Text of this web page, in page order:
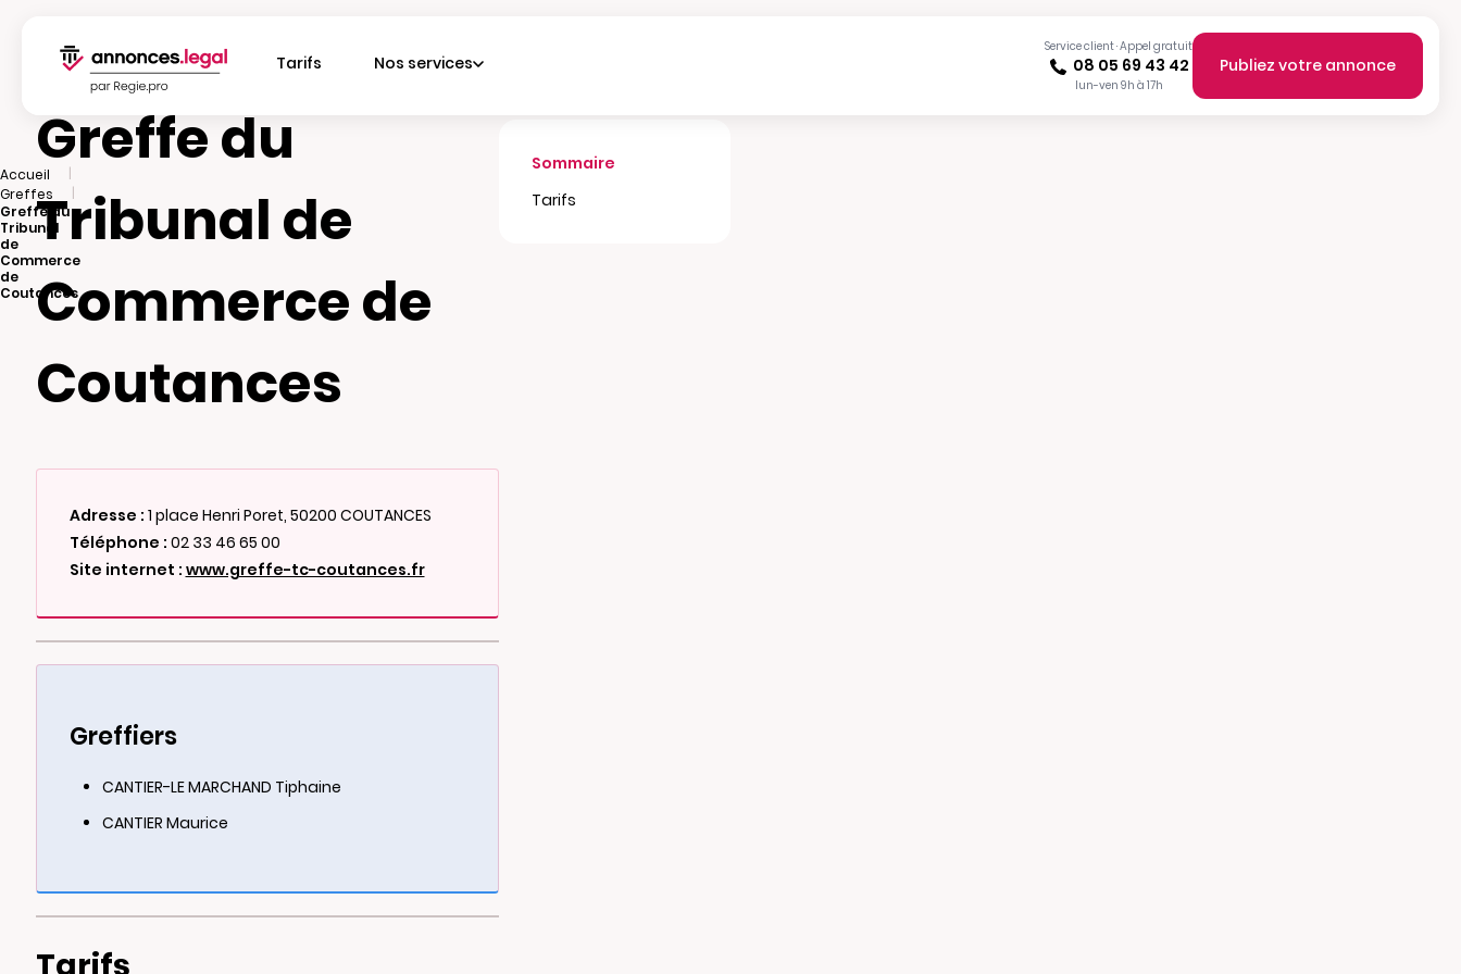
Tarifs Nos services
Service client · Appel gratuit
08 05 69 43 42
lun-ven 9h à 17h
Publiez votre annonce
Accueil
|
Greffes
|
Greffe du
Tribunal
de
Commerce
de
Coutances
Greffe du
Tribunal de
Commerce de
Coutances
Adresse : 1 place Henri Poret, 50200 COUTANCES
Téléphone : 02 33 46 65 00
Site internet : www.greffe-tc-coutances.fr
Greffiers
CANTIER-LE MARCHAND Tiphaine
CANTIER Maurice
Sommaire
Tarifs